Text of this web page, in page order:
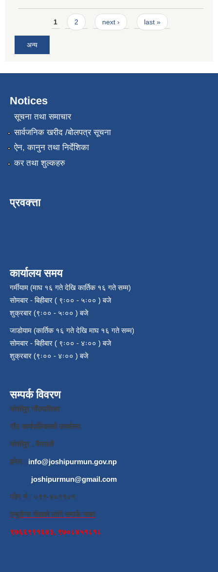
Pages1 2 next › last »
अन्य
Notices
सूचना तथा समाचार
सार्वजनिक खरीद /बोलपत्र सूचना
ऐन, कानुन तथा निर्देशिका
कर तथा शुल्कहरु
प्रवक्त्ता
कार्यालय समय
गर्मीयाम (माघ १६ गते देखि कार्तिक १६ गते सम्म)
सोमबार - बिहीबार ( ९ः०० - ५ः०० ) बजे
शुक्रबार (९ः०० - ५ः०० ) बजे
जाडोयाम (कार्तिक १६ गते देखि माघ १६ गते सम्म)
सोमबार - बिहीबार ( ९ः०० - ४ः०० ) बजे
शुक्रबार (९ः०० - ४ः०० ) बजे
सम्पर्क विवरण
जाेशीपुर गाँउपालिका
गाँउ कार्यपालिकाकाे कार्यालय
जाेशीपुर , कैलाली
इमेल : info@joshipurmun.gov.np
joshipurmun@gmail.com
फाेन नं : ०९१-४०११०१
एम्बुलेन्स सेवाको लागि सम्पर्क नम्बर
९७६६९९१६४३, ९७०८४५१८१८